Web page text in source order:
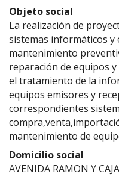
Objeto social
La realización de
sistemas informáticos y
mantenimiento
reparación de equipos
el tratamiento de la
equipos emisores y
correspondientes
mantenimiento de
Domicilio social
AVENIDA RAMON Y